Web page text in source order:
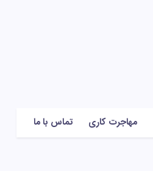
مهاجرت کاری تماس با ما